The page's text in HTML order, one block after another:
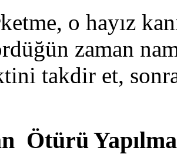
o hayız
zaman
takdir et, sonra
Ötürü